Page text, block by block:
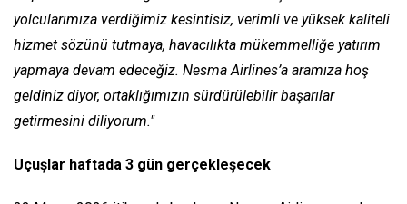
yolcularımıza verdiğimiz kesintisiz, verimli ve yüksek kaliteli
hizmet sözünü tutmaya, havacılıkta mükemmelliğe yatırım
yapmaya devam edeceğiz. Nesma Airlines’a aramıza hoş
geldiniz diyor, ortaklığımızın sürdürülebilir başarılar
getirmesini diliyorum."
Uçuşlar haftada 3 gün gerçekleşecek